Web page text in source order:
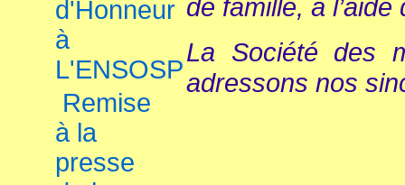
d'Honneur
à
L'ENSOSP
Remise
à la
presse
de famille, à
La Société des
adressons nos